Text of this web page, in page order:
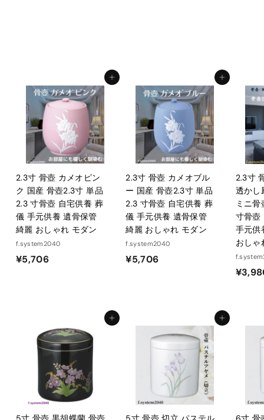
0
0
カートに入れる
2.3寸 骨壺 カメオピン
ク 国産 骨壺2.3寸 単品
2.3 寸骨壺 自宅供養 葬
儀 手元供養 遺骨保管
綺麗 おしゃれ モダン
f.system2040
¥5,706¥
6
カートに入れる
2.3寸 骨壺 カメオブル
ー 国産 骨壺2.3寸 単品
2.3 寸骨壺 自宅供養 葬
儀 手元供養 遺骨保管
綺麗 おしゃれ モダン
f.system2040
¥5,706¥
6
2.3寸
透かし
ミニ
寸骨壺
手元供
おしゃ
カートに入れる カートに入れる